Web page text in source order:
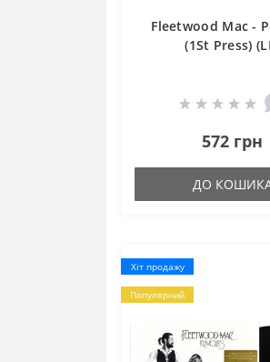
Fleetwood Mac -
(1St Press)
572 грн
ДО
Хіт продажу
Популярний